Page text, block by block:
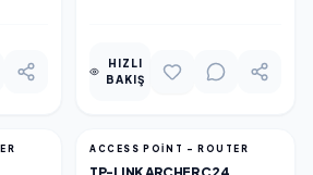
HIZLI
BAKIŞ
ACCESS POINT - ROUTER